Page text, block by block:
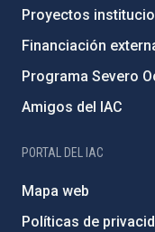
Proyectos
Financiación
Programa Severo
Amigos del IAC
PORTAL DEL IAC
Mapa web
Políticas de